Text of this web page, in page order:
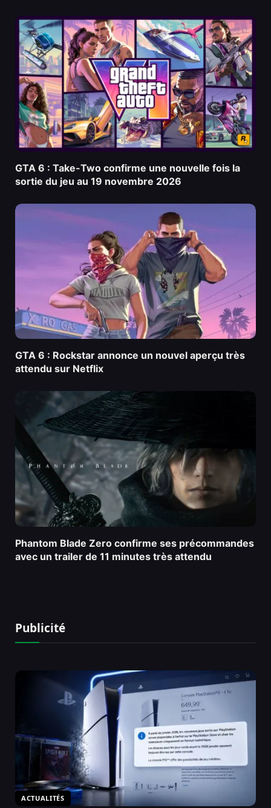
GTA 6 : Take-Two confirme une nouvelle fois la
sortie du jeu au 19 novembre 2026
GTA 6 : Rockstar annonce un nouvel aperçu très
attendu sur Netflix
Phantom Blade Zero confirme ses précommandes
avec un trailer de 11 minutes très attendu
Publicité
ACTUALITÉS